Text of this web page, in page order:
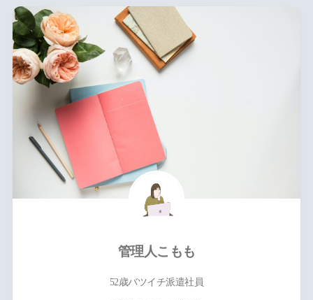
管理人こもも
52歳バツイチ派遣社員